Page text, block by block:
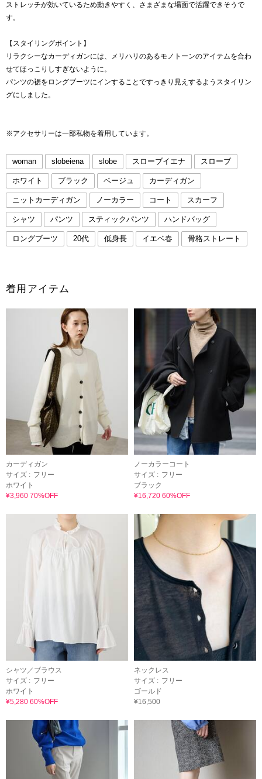
ストレッチが効いているため動きやすく、さまざまな場面で活躍できそうで
す。
【スタイリングポイント】
リラクシーなカーディガンには、メリハリのあるモノトーンのアイテムを合わ
せてほっこりしすぎないように。
パンツの裾をロングブーツにインすることですっきり見えするようスタイリン
グにしました。
※アクセサリーは一部私物を着用しています。
woman slobeiena slobe スローブイエナ スローブ
ホワイト ブラック ベージュ カーディガン
ニットカーディガン ノーカラー コート スカーフ
シャツ パンツ スティックパンツ ハンドバッグ
ロングブーツ 20代 低身長 イエベ春 骨格ストレート
着用アイテム
カーディガン
サイズ : フリー
ホワイト
¥3,960 70%OFF
ノーカラーコート
サイズ : フリー
ブラック
¥16,720 60%OFF
シャツ／ブラウス
サイズ : フリー
ホワイト
¥5,280 60%OFF
ネックレス
サイズ : フリー
ゴールド
¥16,500